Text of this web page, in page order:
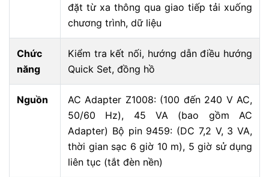
đặt từ xa thông qua giao tiếp tải xuống
chương trình, dữ liệu
Chức
năng
Kiểm tra kết nối, hướng dẫn điều hướng
Quick Set, đồng hồ
Nguồn
AC Adapter Z1008: (100 đến 240 V AC,
50/60 Hz), 45 VA (bao gồm AC
Adapter) Bộ pin 9459: (DC 7,2 V, 3 VA,
thời gian sạc 6 giờ 10 m), 5 giờ sử dụng
liên tục (tắt đèn nền)